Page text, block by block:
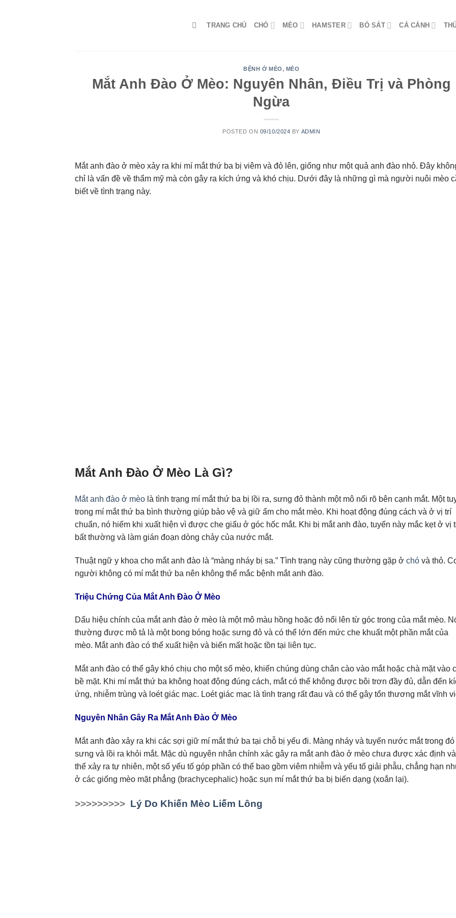
TRANG CHỦ CHÓ MÈO HAMSTER BÒ SÁT CÁ CẢNH
BỆNH Ở MÈO, MÈO
Mắt Anh Đào Ở Mèo: Nguyên Nhân, Điều Trị và Phòng
Ngừa
POSTED ON 09/10/2024 BY ADMIN
Mắt anh đào ở mèo xảy ra khi mí mắt thứ ba bị viêm và đỏ lên, giống như một quả anh đào nhỏ. Đây
chỉ là vấn đề về thẩm mỹ mà còn gây ra kích ứng và khó chịu. Dưới đây là những gì mà người nuôi mèo
biết về tình trạng này.
Mắt Anh Đào Ở Mèo Là Gì?
Mắt anh đào ở mèo là tình trạng mí mắt thứ ba bị lồi ra, sưng đỏ thành một mô nổi rõ bên cạnh mắt. Một
trong mí mắt thứ ba bình thường giúp bảo vệ và giữ ẩm cho mắt mèo. Khi hoạt động đúng cách và ở vị trí
chuẩn, nó hiếm khi xuất hiện vì được che giấu ở góc hốc mắt. Khi bị mắt anh đào, tuyến này mắc kẹt ở vị
bất thường và làm gián đoạn dòng chảy của nước mắt.
Thuật ngữ y khoa cho mắt anh đào là “màng nháy bị sa.” Tình trạng này cũng thường gặp ở chó và thỏ.
người không có mí mắt thứ ba nên không thể mắc bệnh mắt anh đào.
Triệu Chứng Của Mắt Anh Đào Ở Mèo
Dấu hiệu chính của mắt anh đào ở mèo là một mô màu hồng hoặc đỏ nổi lên từ góc trong của mắt mèo.
thường được mô tả là một bong bóng hoặc sưng đỏ và có thể lớn đến mức che khuất một phần mắt của
mèo. Mắt anh đào có thể xuất hiện và biến mất hoặc tồn tại liên tục.
Mắt anh đào có thể gây khó chịu cho một số mèo, khiến chúng dùng chân cào vào mắt hoặc chà mặt vào
bề mặt. Khi mí mắt thứ ba không hoạt động đúng cách, mắt có thể không được bôi trơn đầy đủ, dẫn đến
ứng, nhiễm trùng và loét giác mạc. Loét giác mạc là tình trạng rất đau và có thể gây tổn thương mắt vĩnh
Nguyên Nhân Gây Ra Mắt Anh Đào Ở Mèo
Mắt anh đào xảy ra khi các sợi giữ mí mắt thứ ba tại chỗ bị yếu đi. Màng nháy và tuyến nước mắt trong đó
sưng và lồi ra khỏi mắt. Mặc dù nguyên nhân chính xác gây ra mắt anh đào ở mèo chưa được xác định
thể xảy ra tự nhiên, một số yếu tố góp phần có thể bao gồm viêm nhiễm và yếu tố giải phẫu, chẳng hạn
ở các giống mèo mặt phẳng (brachycephalic) hoặc sụn mí mắt thứ ba bị biến dạng (xoắn lại).
>>>>>>>>> Lý Do Khiến Mèo Liếm Lông